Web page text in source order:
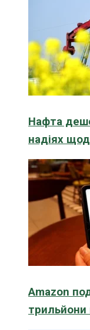
Нафта
надіях
Amazon
трильйони